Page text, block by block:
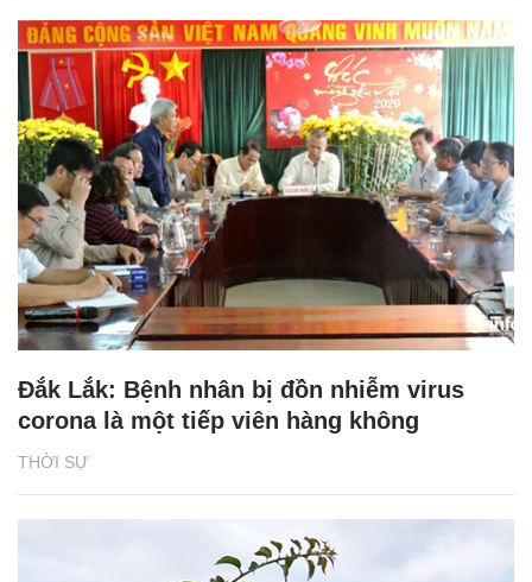
THỜI SỰ
Đắk Lắk: Bệnh nhân bị đồn nhiễm virus
corona là một tiếp viên hàng không